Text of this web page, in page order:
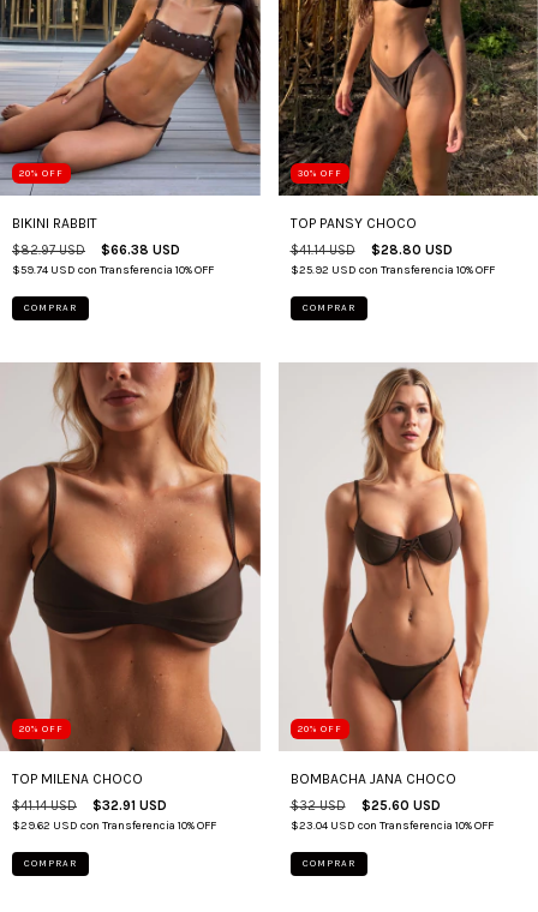
20% OFF
BIKINI RABBIT
$82.97 USD $66.38 USD
$59.74 USD con Transferencia 10% OFF
COMPRAR
30% OFF
TOP PANSY CHOCO
$41.14 USD $28.80 USD
$25.92 USD con Transferencia 10% OFF
COMPRAR
20% OFF
TOP MILENA CHOCO
$41.14 USD $32.91 USD
$29.62 USD con Transferencia 10% OFF
COMPRAR
20% OFF
BOMBACHA JANA CHOCO
$32 USD $25.60 USD
$23.04 USD con Transferencia 10% OFF
COMPRAR